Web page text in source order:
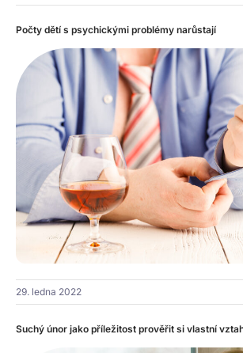
Počty dětí s psychickými problémy narůstají
29. ledna 2022
Suchý únor jako příležitost prověřit si vlastní